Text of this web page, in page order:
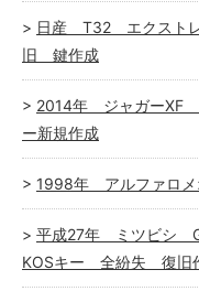
日産 T32 エクスト
旧 鍵作成
2014年 ジャガーXF
ー新規作成
1998年 アルファロ
平成27年 ミツビシ
KOSキー 全紛失 復旧